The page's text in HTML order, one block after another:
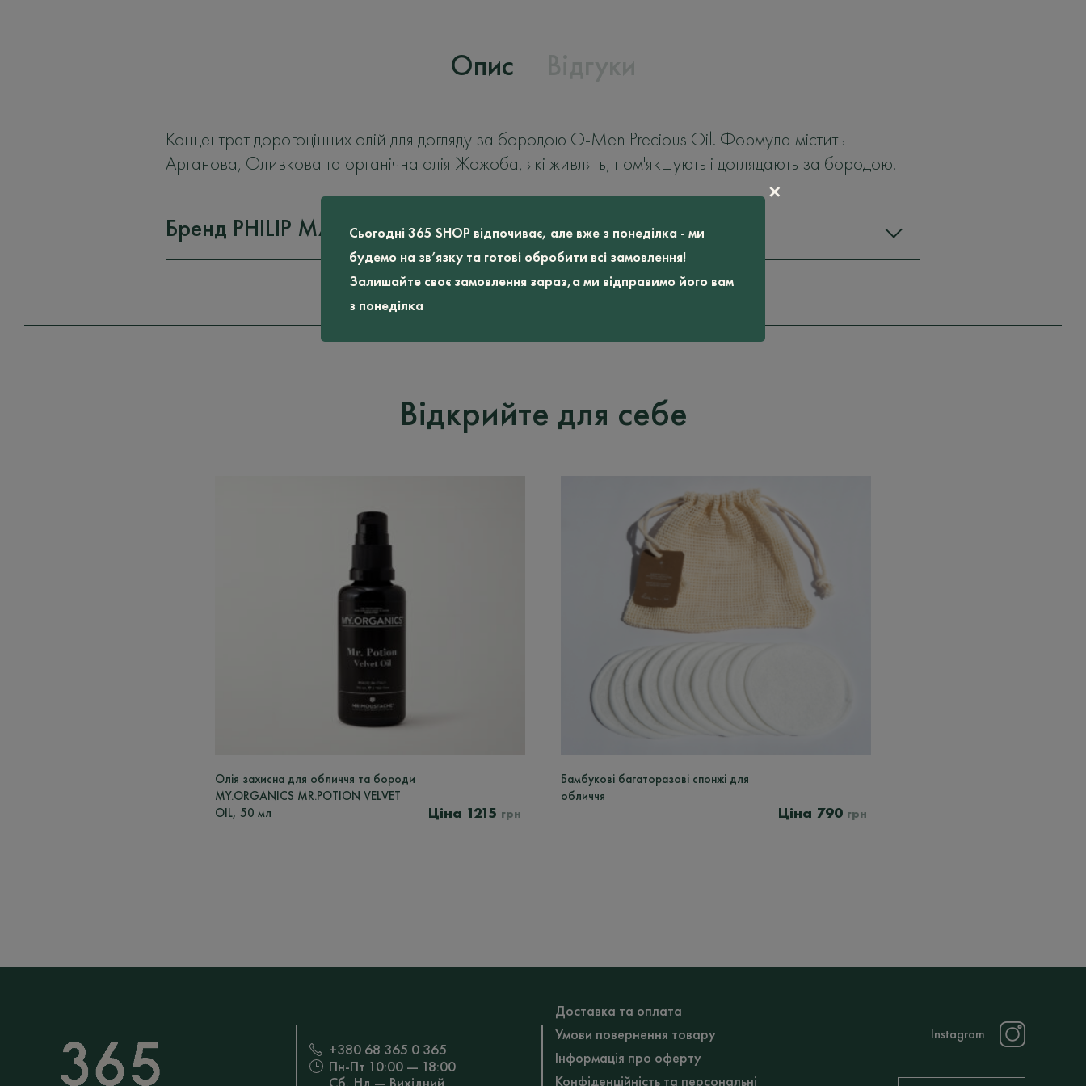
Сьогодні 365 SHOP відпочиває, але вже з понеділка - ми
будемо на зв’язку та готові обробити всі замовлення!
Залишайте своє замовлення зараз,а ми відправимо його вам
з понеділка
✕
Опис
Концентрат дорогоцінних олій для догляду за бородою O-Men Precious Oil. Формула містить
Арганова, Оливкова та органічна олія Жожоба, які живлять, пом'якшують і доглядають за бородою.
Бренд PHILIP MARTIN'S
Відкрийте для себе
Олія захисна для обличчя та бороди
MY.ORGANICS MR.POTION VELVET
OIL, 50 мл
1215 грн
Бамбукові багаторазові спонжі для
обличчя
790 грн
+380 68 365 0 365
Пн-Пт 10:00 — 18:00
Доставка та оплата
Умови повернення товару
Інформація про оферту
Конфіденційність та персональні
Instagram